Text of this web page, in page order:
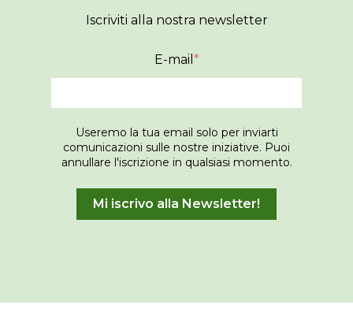
Iscriviti alla nostra newsletter
E-mail *
Useremo la tua email solo per inviarti
comunicazioni sulle nostre iniziative. Puoi
annullare l'iscrizione in qualsiasi momento.